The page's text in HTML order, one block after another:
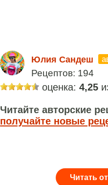
Юлия Сандеш
Рецептов: 194
оценка: 4,25
Читайте авторские
получайте новые
Читать